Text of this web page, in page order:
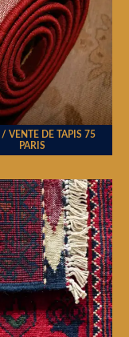
/ VENTE DE TAPIS 75
PARIS